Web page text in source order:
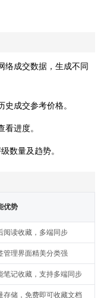
络成交数据，生成不同
史成交参考价格。
看进度。
数量及趋势。
优势
阅读收藏，多端同步
管理界面精美分类强
笔记收藏，支持多端同步
存储，免费即可收藏文档